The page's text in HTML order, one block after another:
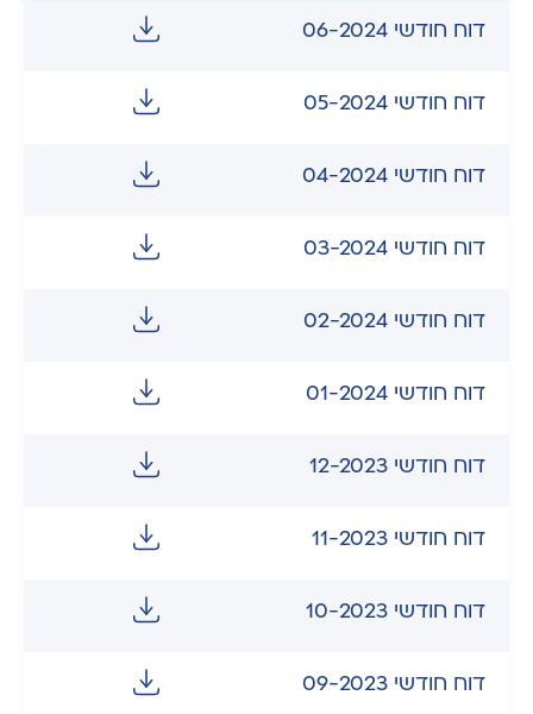
דוח חודשי 06-2024
דוח חודשי 05-2024
דוח חודשי 04-2024
דוח חודשי 03-2024
דוח חודשי 02-2024
דוח חודשי 01-2024
דוח חודשי 12-2023
דוח חודשי 11-2023
דוח חודשי 10-2023
דוח חודשי 09-2023